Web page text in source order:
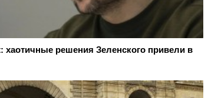
хаотичные решения Зеленского привели в